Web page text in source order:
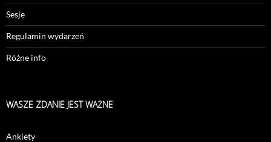
Sesje
Regulamin wydarzeń
Różne info
WASZE ZDANIE JEST WAŻNE
Ankiety